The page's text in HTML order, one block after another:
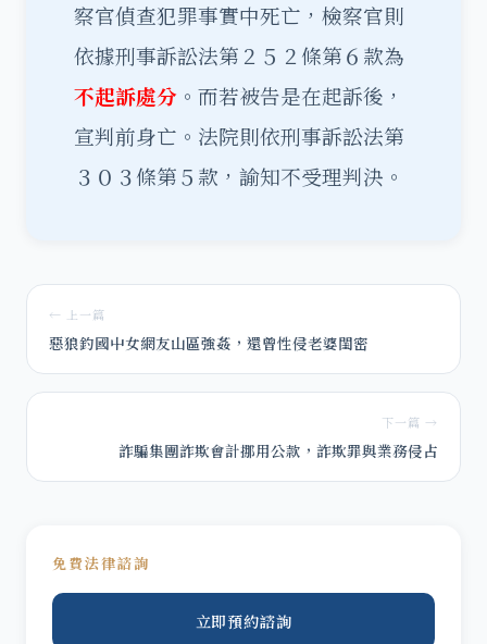
察官偵查犯罪事實中死亡，檢察官則
依據刑事訴訟法第２５２條第６款為
不起訴處分 。而若被告是在起訴後，
宣判前身亡。法院則依刑事訴訟法第
３０３條第５款，諭知不受理判決。
← 上一篇
惡狼釣國中女網友山區強姦，還曾性侵老婆閨密
下一篇 →
詐騙集團詐欺會計挪用公款，詐欺罪與業務侵占
免費法律諮詢
立即預約諮詢